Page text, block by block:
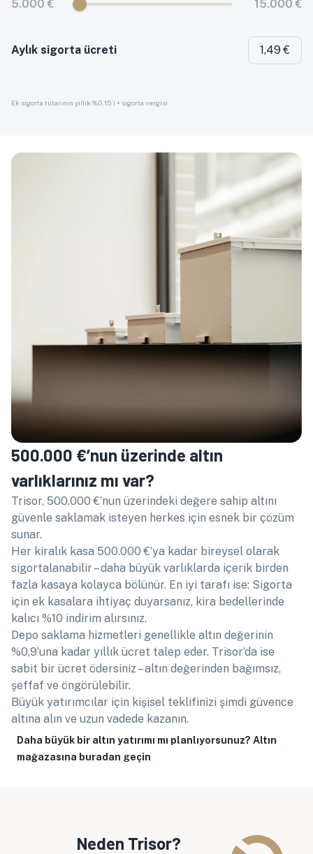
5.000 € 15.000 €
Aylık sigorta ücreti 1,49 €
Ek sigorta tutarının yıllık %0,15’i + sigorta vergisi
500.000 €’nun üzerinde altın
varlıklarınız mı var?
Trisor, 500.000 €’nun üzerindeki değere sahip altını
güvenle saklamak isteyen herkes için esnek bir çözüm
sunar.
Her kiralık kasa 500.000 €’ya kadar bireysel olarak
sigortalanabilir – daha büyük varlıklarda içerik birden
fazla kasaya kolayca bölünür. En iyi tarafı ise: Sigorta
için ek kasalara ihtiyaç duyarsanız, kira bedellerinde
kalıcı %10 indirim alırsınız.
Depo saklama hizmetleri genellikle altın değerinin
%0,9’una kadar yıllık ücret talep eder. Trisor’da ise
sabit bir ücret ödersiniz – altın değerinden bağımsız,
şeffaf ve öngörülebilir.
Büyük yatırımcılar için kişisel teklifinizi şimdi güvence
altına alın ve uzun vadede kazanın.
Daha büyük bir altın yatırımı mı planlıyorsunuz? Altın
mağazasına buradan geçin
Neden Trisor?